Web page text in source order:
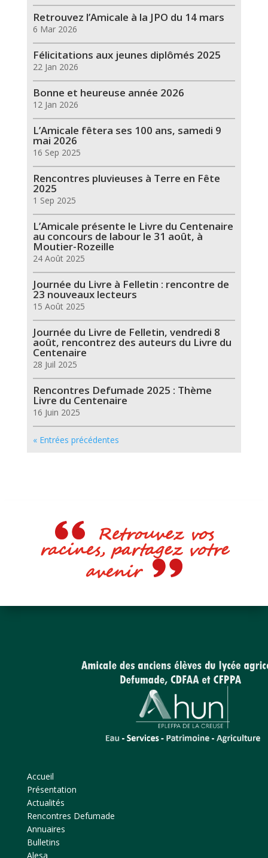
Retrouvez l’Amicale à la JPO du 14 mars
6 Mar 2026
Félicitations aux jeunes diplômés 2025
22 Jan 2026
Bonne et heureuse année 2026
12 Jan 2026
L’Amicale fêtera ses 100 ans, samedi 9
mai 2026
16 Sep 2025
Rencontres pluvieuses à Terre en Fête
2025
1 Sep 2025
L’Amicale présente le Livre du Centenaire
au concours de labour le 31 août, à
Moutier-Rozeille
24 Août 2025
Journée du Livre à Felletin : rencontre de
23 nouveaux lecteurs
15 Août 2025
Journée du Livre de Felletin, vendredi 8
août, rencontrez des auteurs du Livre du
Centenaire
28 Juil 2025
Rencontres Defumade 2025 : Thème
Livre du Centenaire
16 Juin 2025
« Entrées précédentes
Retrouvez vos
racines, partagez votre
avenir
Accueil
Présentation
Actualités
Rencontres Defumade
Annuaires
Bulletins
Alesa